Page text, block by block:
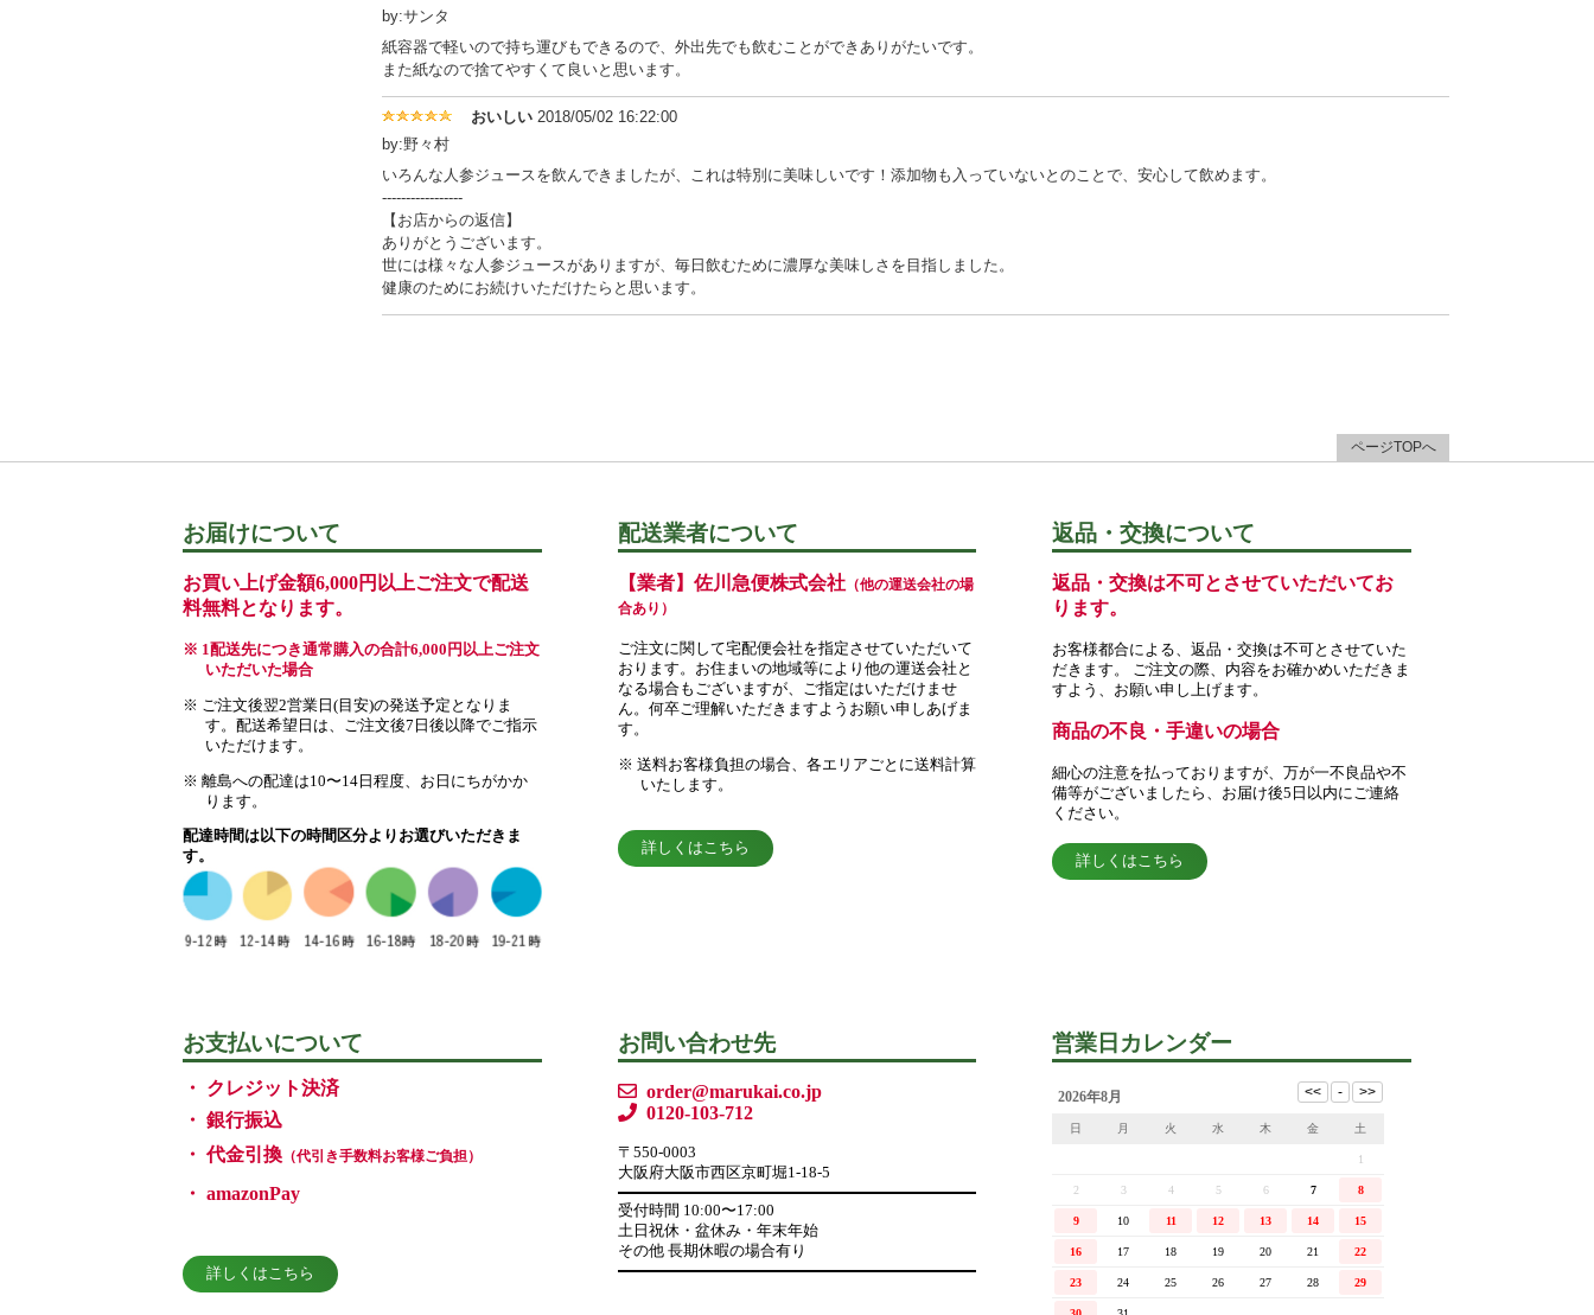
by:サンタ
紙容器で軽いので持ち運びもできるので、外出先でも飲むことができありがたいです。
また紙なので捨てやすくて良いと思います。
おいしい 2018/05/02 16:22:00
by:野々村
いろんな人参ジュースを飲んできましたが、これは特別に美味しいです！添加物も入っていないとのことで、安心して飲めます。
-----------------
【お店からの返信】
ありがとうございます。
世には様々な人参ジュースがありますが、毎日飲むために濃厚な美味しさを目指しました。
健康のためにお続けいただけたらと思います。
ページTOPへ